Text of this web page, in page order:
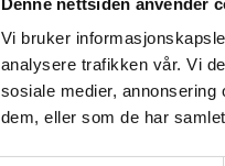
Vi bruker
analysere trafikken vår. Vi
sosiale medier,
dem, eller som de har